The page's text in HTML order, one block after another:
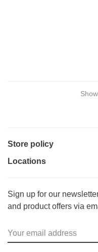
Store policy
Locations
Sign up for our
and product offers via